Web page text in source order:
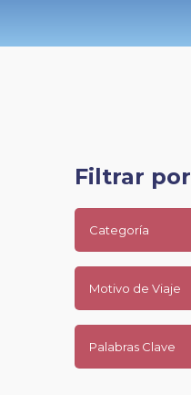
Filtrar por
Categoría
Motivo de Viaje
Palabras Clave